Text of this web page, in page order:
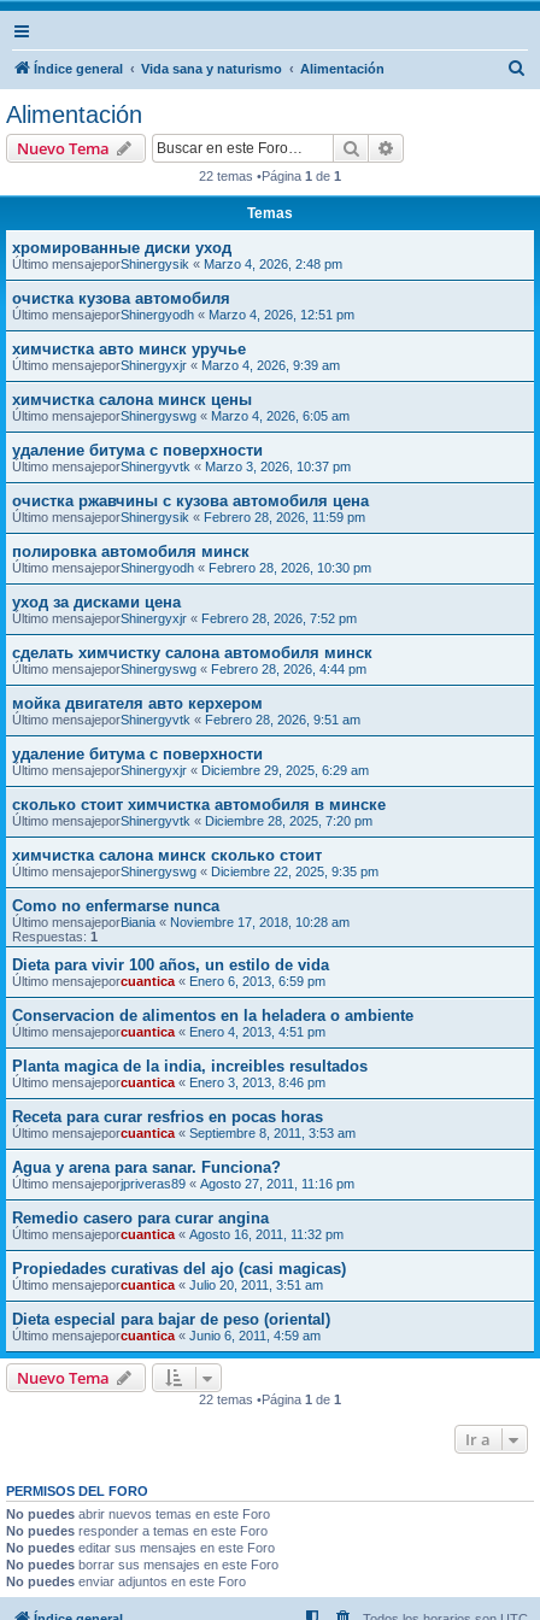
Índice general Vida sana y naturismo Alimentación
Alimentación
Nuevo Tema Buscar
22 temas •Página 1 de 1
Temas
хромированные диски уход
Último mensajeporShinergysik « Marzo 4, 2026, 2:48 pm
очистка кузова автомобиля
Último mensajeporShinergyodh « Marzo 4, 2026, 12:51 pm
химчистка авто минск уручье
Último mensajeporShinergyxjr « Marzo 4, 2026, 9:39 am
химчистка салона минск цены
Último mensajeporShinergyswg « Marzo 4, 2026, 6:05 am
удаление битума с поверхности
Último mensajeporShinergyvtk « Marzo 3, 2026, 10:37 pm
очистка ржавчины с кузова автомобиля цена
Último mensajeporShinergysik « Febrero 28, 2026, 11:59 pm
полировка автомобиля минск
Último mensajeporShinergyodh « Febrero 28, 2026, 10:30 pm
уход за дисками цена
Último mensajeporShinergyxjr « Febrero 28, 2026, 7:52 pm
сделать химчистку салона автомобиля минск
Último mensajeporShinergyswg « Febrero 28, 2026, 4:44 pm
мойка двигателя авто керхером
Último mensajeporShinergyvtk « Febrero 28, 2026, 9:51 am
удаление битума с поверхности
Último mensajeporShinergyxjr « Diciembre 29, 2025, 6:29 am
сколько стоит химчистка автомобиля в минске
Último mensajeporShinergyvtk « Diciembre 28, 2025, 7:20 pm
химчистка салона минск сколько стоит
Último mensajeporShinergyswg « Diciembre 22, 2025, 9:35 pm
Como no enfermarse nunca
Último mensajeporBiania « Noviembre 17, 2018, 10:28 am
Respuestas: 1
Dieta para vivir 100 años, un estilo de vida
Último mensajeporcuantica « Enero 6, 2013, 6:59 pm
Conservacion de alimentos en la heladera o ambiente
Último mensajeporcuantica « Enero 4, 2013, 4:51 pm
Planta magica de la india, increibles resultados
Último mensajeporcuantica « Enero 3, 2013, 8:46 pm
Receta para curar resfrios en pocas horas
Último mensajeporcuantica « Septiembre 8, 2011, 3:53 am
Agua y arena para sanar. Funciona?
Último mensajeporjpriveras89 « Agosto 27, 2011, 11:16 pm
Remedio casero para curar angina
Último mensajeporcuantica « Agosto 16, 2011, 11:32 pm
Propiedades curativas del ajo (casi magicas)
Último mensajeporcuantica « Julio 20, 2011, 3:51 am
Dieta especial para bajar de peso (oriental)
Último mensajeporcuantica « Junio 6, 2011, 4:59 am
Nuevo Tema
22 temas •Página 1 de 1
Ir a
PERMISOS DEL FORO
No puedes abrir nuevos temas en este Foro
No puedes responder a temas en este Foro
No puedes editar sus mensajes en este Foro
No puedes borrar sus mensajes en este Foro
No puedes enviar adjuntos en este Foro